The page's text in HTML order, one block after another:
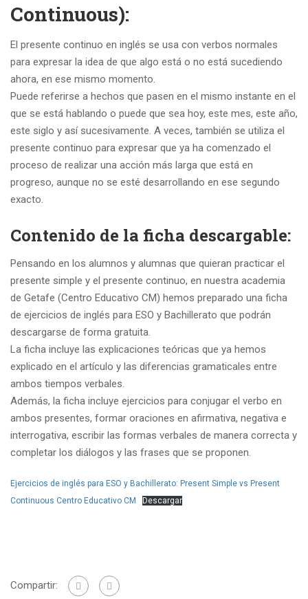
Continuous):
El presente continuo en inglés se usa con verbos normales
para expresar la idea de que algo está o no está sucediendo
ahora, en ese mismo momento.
Puede referirse a hechos que pasen en el mismo instante en el
que se está hablando o puede que sea hoy, este mes, este año,
este siglo y así sucesivamente. A veces, también se utiliza el
presente continuo para expresar que ya ha comenzado el
proceso de realizar una acción más larga que está en
progreso, aunque no se esté desarrollando en ese segundo
exacto.
Contenido de la ficha descargable:
Pensando en los alumnos y alumnas que quieran practicar el
presente simple y el presente continuo, en nuestra academia
de Getafe (Centro Educativo CM) hemos preparado una ficha
de ejercicios de inglés para ESO y Bachillerato que podrán
descargarse de forma gratuita.
La ficha incluye las explicaciones teóricas que ya hemos
explicado en el artículo y las diferencias gramaticales entre
ambos tiempos verbales.
Además, la ficha incluye ejercicios para conjugar el verbo en
ambos presentes, formar oraciones en afirmativa, negativa e
interrogativa, escribir las formas verbales de manera correcta y
completar los diálogos y las frases que se proponen.
Ejercicios de inglés para ESO y Bachillerato: Present Simple vs Present
Continuous Centro Educativo CM
Descargar
Compartir: